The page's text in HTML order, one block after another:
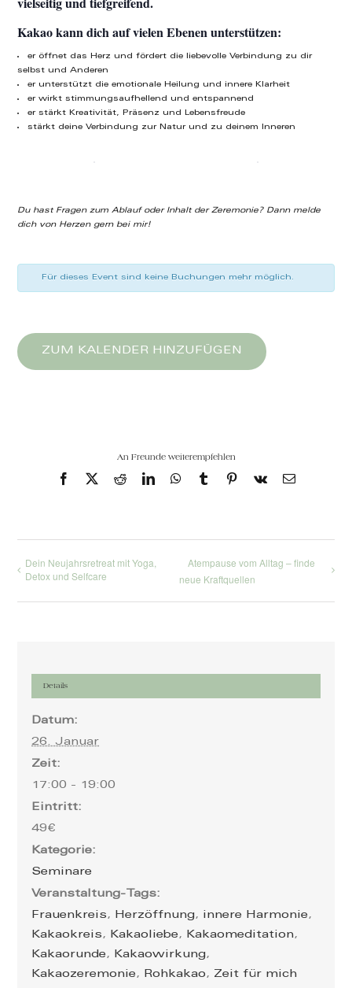
Kakao kann dich auf vielen Ebenen unterstützen:
er öffnet das Herz und fördert die liebevolle Verbindung zu dir
selbst und Anderen
er unterstützt die emotionale Heilung und innere Klarheit
er wirkt stimmungsaufhellend und entspannend
er stärkt Kreativität, Präsenz und Lebensfreude
stärkt deine Verbindung zur Natur und zu deinem Inneren
Du hast Fragen zum Ablauf oder Inhalt der Zeremonie? Dann melde
dich von Herzen gern bei mir!
Für dieses Event sind keine Buchungen mehr möglich.
ZUM KALENDER HINZUFÜGEN
An Freunde weiterempfehlen
Facebook
X RedditLinkedInWhatsApp
TumblrPinterest
Vk
E-
Dein Neujahrsretreat mit Yoga,
Detox und Selfcare
Atempause vom Alltag – finde
neue Kraftquellen
Details
Datum:
26. Januar
Zeit:
17:00 - 19:00
Eintritt:
49€
Kategorie:
Seminare
Veranstaltung-Tags:
Frauenkreis, Herzöffnung, innere Harmonie,
Kakaokreis, Kakaoliebe, Kakaomeditation,
Kakaorunde, Kakaowirkung,
Kakaozeremonie, Rohkakao, Zeit für mich